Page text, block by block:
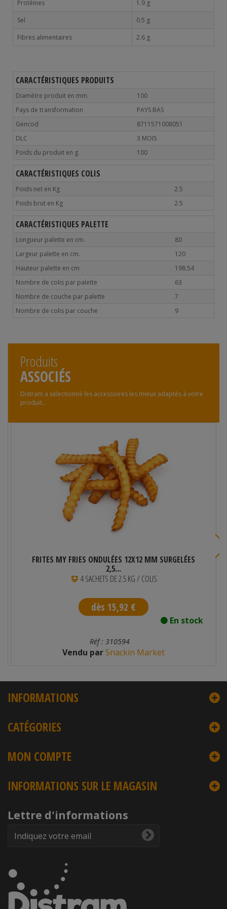
Protéines
1.9 g
Sel
0.5 g
Fibres alimentaires
2.6 g
CARACTÉRISTIQUES PRODUITS
Diamètre produit en mm.
100
Pays de transformation
PAYS BAS
Gencod
8711571008051
DLC
3 MOIS
Poids du produit en g.
100
CARACTÉRISTIQUES COLIS
Poids net en Kg
2.5
Poids brut en Kg
2.5
CARACTÉRISTIQUES PALETTE
Longueur palette en cm.
80
Largeur palette en cm.
120
Hauteur palette en cm
198.54
Nombre de colis par palette
63
Nombre de couche par palette
7
Nombre de colis par couche
9
Produits
ASSOCIÉS
Distram a sélectionné les accessoires les mieux adaptés à votre
produit...
FRITES MY FRIES ONDULÉES 12X12 MM SURGELÉES
2,5...
4 SACHETS DE 2.5 KG / COLIS
dès 15,92 €
En stock
Réf : 310594
Vendu parSnackin Market
INFORMATIONS
CATÉGORIES
MON COMPTE
INFORMATIONS SUR LE MAGASIN
Lettre d'informations